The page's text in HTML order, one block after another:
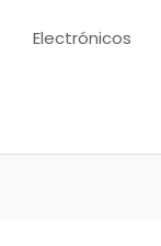
Electrónicos